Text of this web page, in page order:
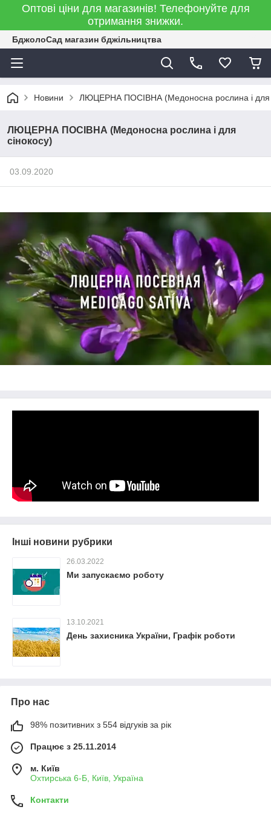
Оптові ціни для магазинів! Телефонуйте для
отримання знижки.
БджолоСад магазин бджільництва
Новини ЛЮЦЕРНА ПОСІВНА (Медоносна рослина і для
ЛЮЦЕРНА ПОСІВНА (Медоносна рослина і для
сінокосу)
03.09.2020
Інші новини рубрики
26.03.2022
Ми запускаємо роботу
13.10.2021
День захисника України, Графік роботи
Про нас
98% позитивних з 554 відгуків за рік
Працює з 25.11.2014
м. Київ
Охтирська 6-Б, Київ, Україна
Контакти